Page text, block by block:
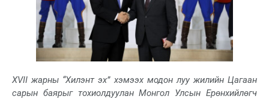
XVII жарны “Хилэнт эх” хэмээх модон луу жилийн Цагаан
сарын баярыг тохиолдуулан Монгол Улсын Ерөнхийлөгч